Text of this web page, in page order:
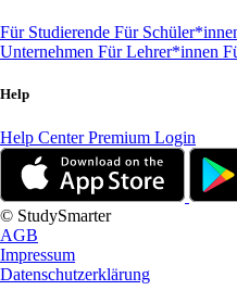
Für Studierende Für
Unternehmen Für Lehrer*innen
Help
Help CenterPremium Login
© StudySmarter
AGB
Impressum
Datenschutzerklärung